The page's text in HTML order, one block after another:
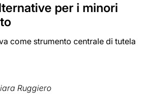
per i minori
come strumento centrale di tutela
Ruggiero